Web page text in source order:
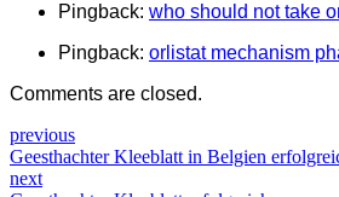
Pingback: who should not take
Pingback: orlistat mechanism
Comments are closed.
previous
Geesthachter Kleeblatt in Belgien
next